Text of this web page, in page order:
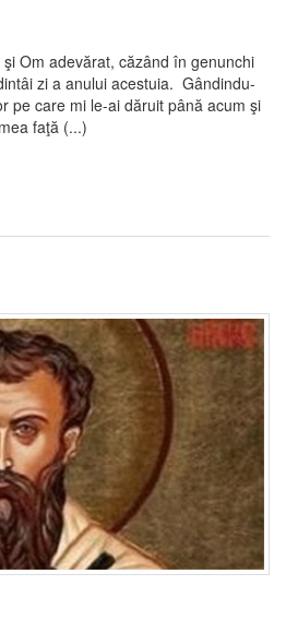
Om adevărat, căzând în genunchi
zi a anului acestuia. Gândindu-
pe care mi le-ai dăruit până acum şi
faţă (...)